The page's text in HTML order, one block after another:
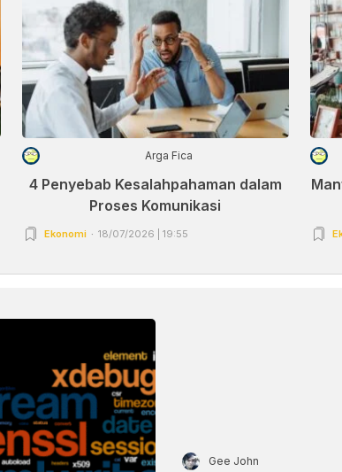
Arga Fica
4 Penyebab Kesalahpahaman dalam
Proses Komunikasi
Ekonomi 18/07/2026 | 19:55
Gee John